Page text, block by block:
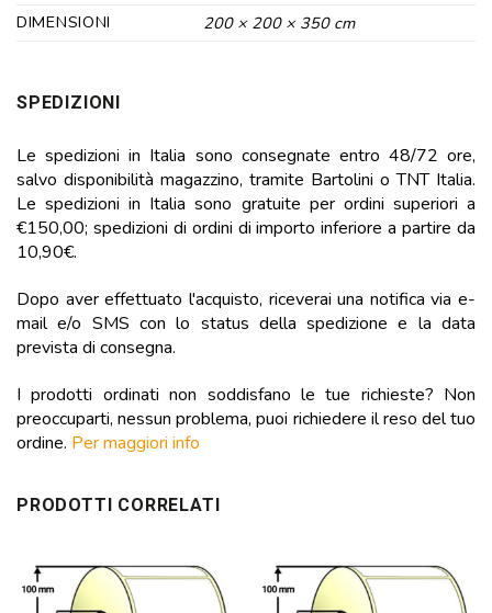
DIMENSIONI
200 × 200 × 350 cm
SPEDIZIONI
Le spedizioni in Italia sono consegnate entro 48/72 ore,
salvo disponibilità magazzino, tramite Bartolini o TNT Italia.
Le spedizioni in Italia sono gratuite per ordini superiori a
€150,00; spedizioni di ordini di importo inferiore a partire da
10,90€.
Dopo aver effettuato l'acquisto, riceverai una notifica via e-
mail e/o SMS con lo status della spedizione e la data
prevista di consegna.
I prodotti ordinati non soddisfano le tue richieste? Non
preoccuparti, nessun problema, puoi richiedere il reso del tuo
ordine. Per maggiori info
PRODOTTI CORRELATI